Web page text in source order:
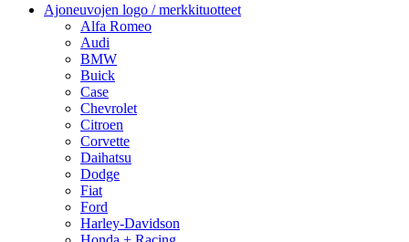
Ajoneuvojen logo / merkkituotteet
Alfa Romeo
Audi
BMW
Buick
Case
Chevrolet
Citroen
Corvette
Daihatsu
Dodge
Fiat
Ford
Harley-Davidson